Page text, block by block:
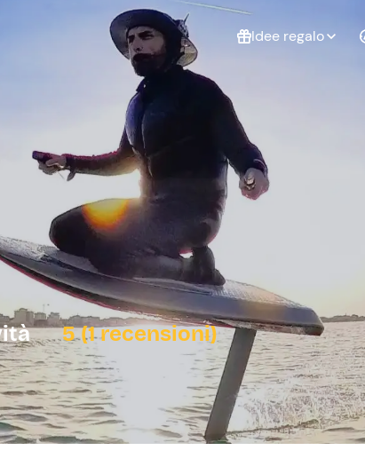
Idee regalo
Non sai cosa
Gift Card Freedome
Un regalo digitale che
lascia la libertà di
scegliere esperienze
outdoor in tutta Italia.
Regala una Gift Card
Esperienze da
regalare
Laurea
5 (1 recensioni)